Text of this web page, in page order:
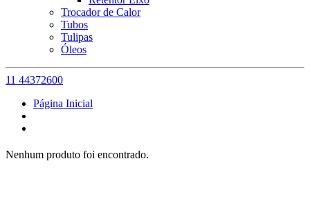
Trocador de Calor
Tubos
Tulipas
Óleos
11 44372600
Página Inicial
Nenhum produto foi encontrado.